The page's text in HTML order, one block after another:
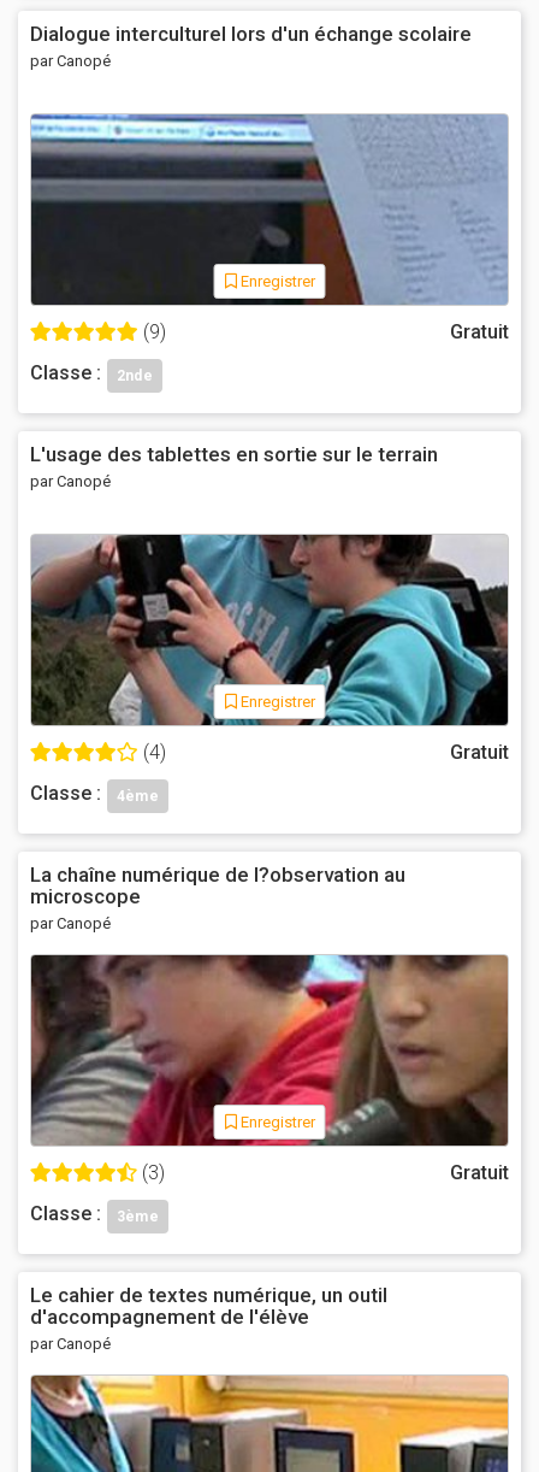
Dialogue interculturel lors d'un échange scolaire
par Canopé
Enregistrer
(9)
Gratuit
Classe :
2nde
L'usage des tablettes en sortie sur le terrain
par Canopé
Enregistrer
(4)
Gratuit
Classe :
4ème
La chaîne numérique de l?observation au
microscope
par Canopé
Enregistrer
(3)
Gratuit
Classe :
3ème
Le cahier de textes numérique, un outil
d'accompagnement de l'élève
par Canopé